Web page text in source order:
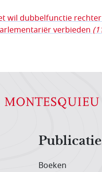
wil dubbelfunctie
verbieden
Boeken